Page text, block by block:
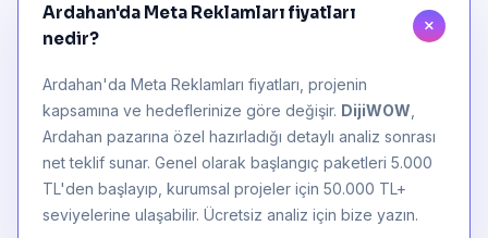
Ardahan'da Meta Reklamları fiyatları
nedir?
Ardahan'da Meta Reklamları fiyatları, projenin
kapsamına ve hedeflerinize göre değişir. DijiWOW
Ardahan pazarına özel hazırladığı detaylı analiz sonrası
net teklif sunar. Genel olarak başlangıç paketleri 5.000
TL'den başlayıp, kurumsal projeler için 50.000 TL+
seviyelerine ulaşabilir. Ücretsiz analiz için bize yazın.